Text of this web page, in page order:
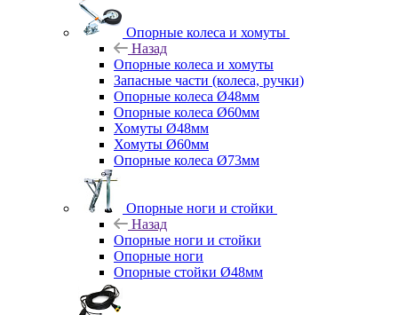
Опорные колеса и хомуты
Назад
Опорные колеса и хомуты
Запасные части (колеса, ручки)
Опорные колеса Ø48мм
Опорные колеса Ø60мм
Хомуты Ø48мм
Хомуты Ø60мм
Опорные колеса Ø73мм
Опорные ноги и стойки
Назад
Опорные ноги и стойки
Опорные ноги
Опорные стойки Ø48мм